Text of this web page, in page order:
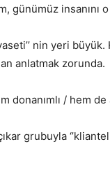
günümüz insanını
nin yeri
anlatmak zorunda.
donanımlı / hem
grubuyla